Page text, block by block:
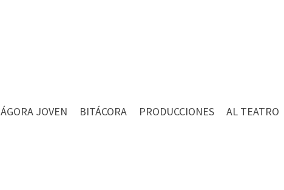
ÁGORA JOVEN BITÁCORA PRODUCCIONES AL TEATRO